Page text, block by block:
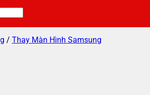
/ Thay Màn Hình Samsung